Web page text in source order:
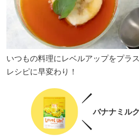
いつもの料理にレベルアップをプラ
レシピに早変わり！
バナナミル